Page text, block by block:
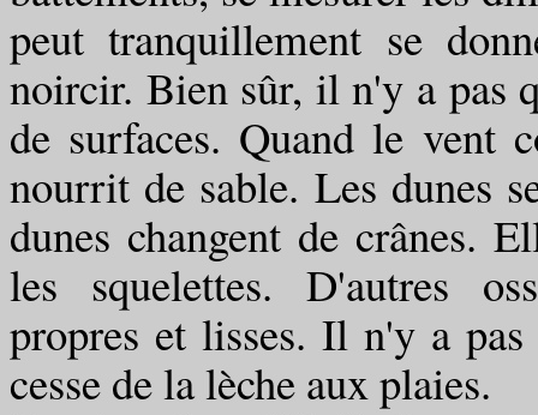
peut tranquillement se
noircir. Bien sûr, il n'y a pas
de surfaces. Quand le vent
nourrit de sable. Les dunes
dunes changent de crânes.
les squelettes. D'autres
propres et lisses. Il n'y a
cesse de la lèche aux plaies.